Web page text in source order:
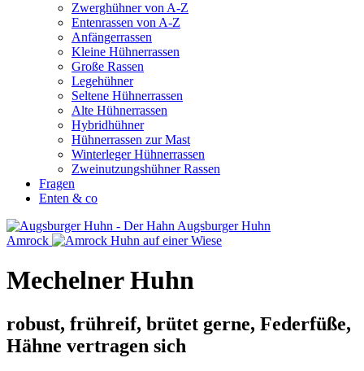
Zwerghühner von A-Z
Entenrassen von A-Z
Anfängerrassen
Kleine Hühnerrassen
Große Rassen
Legehühner
Seltene Hühnerrassen
Alte Hühnerrassen
Hybridhühner
Hühnerrassen zur Mast
Winterleger Hühnerrassen
Zweinutzungshühner Rassen
Fragen
Enten & co
Augsburger Huhn
Amrock
Mechelner Huhn
robust, frühreif, brütet gerne, Federfüße,
Hähne vertragen sich